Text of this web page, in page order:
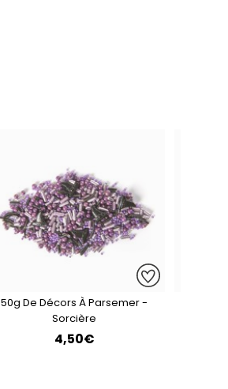
50g De Décors À Parsemer -
Sorcière
4,50€